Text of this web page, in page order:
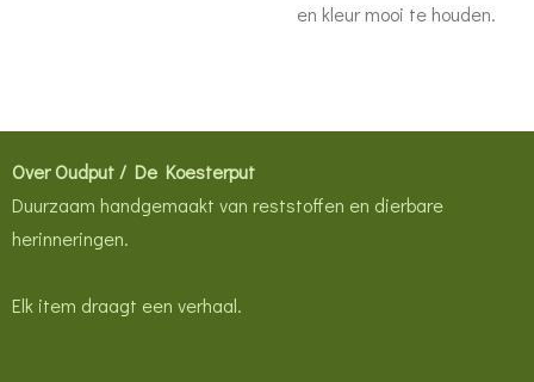
en kleur mooi te houden.
Over Oudput / De Koesterput
Duurzaam handgemaakt van reststoffen en dierbare
herinneringen.
Elk item draagt een verhaal.